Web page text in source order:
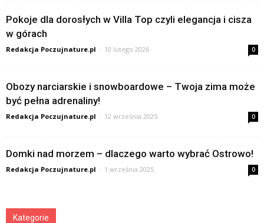
Pokoje dla dorosłych w Villa Top czyli elegancja i cisza
w górach
Redakcja Poczujnature.pl - 10 lutego 2026 0
Obozy narciarskie i snowboardowe – Twoja zima może
być pełna adrenaliny!
Redakcja Poczujnature.pl - 12 września 2025 0
Domki nad morzem – dlaczego warto wybrać Ostrowo!
Redakcja Poczujnature.pl - 1 września 2025 0
Kategorie